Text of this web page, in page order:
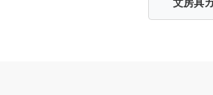
文房具